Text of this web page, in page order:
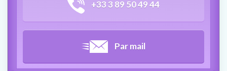
+33 3 89 50 49 44
Par mail